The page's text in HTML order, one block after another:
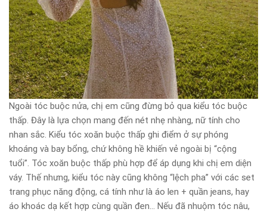
Ngoài tóc buộc nửa, chị em cũng đừng bỏ qua kiểu tóc buộc
thấp. Đây là lựa chọn mang đến nét nhẹ nhàng, nữ tính cho
nhan sắc. Kiểu tóc xoăn buộc thấp ghi điểm ở sự phóng
khoáng và bay bổng, chứ không hề khiến vẻ ngoài bị “cộng
tuổi”. Tóc xoăn buộc thấp phù hợp để áp dụng khi chị em diện
váy. Thế nhưng, kiểu tóc này cũng không “lệch pha” với các set
trang phục năng động, cá tính như là áo len + quần jeans, hay
áo khoác dạ kết hợp cùng quần đen… Nếu đã nhuộm tóc nâu,